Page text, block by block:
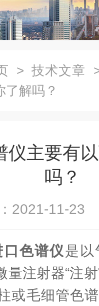
> 技术文章
了解吗？
仪主要有
吗？
：2021-11-
色谱仪是以
量注射器“注
或毛细管色